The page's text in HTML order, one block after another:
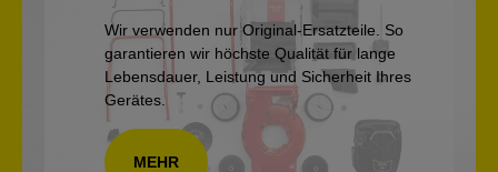
Wir verwenden nur Original-Ersatzteile. So
garantieren wir höchste Qualität für lange
Lebensdauer, Leistung und Sicherheit Ihres
Gerätes.
MEHR